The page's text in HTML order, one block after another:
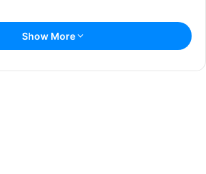
Show More